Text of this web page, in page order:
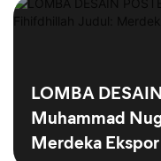
LOMBA
Muhammad
Merdeka Ekspor